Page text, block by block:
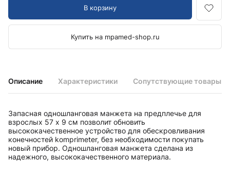
Описание Характеристики Сопутствующие товары
Запасная одношланговая манжета на предплечье для
взрослых 57 х 9 см позволит обновить
высококачественное устройство для обескровливания
конечностей komprimeter, без необходимости покупать
новый прибор. Одношланговая манжета сделана из
надежного, высококачественного материала.
В корзину
Купить на mpamed-shop.ru